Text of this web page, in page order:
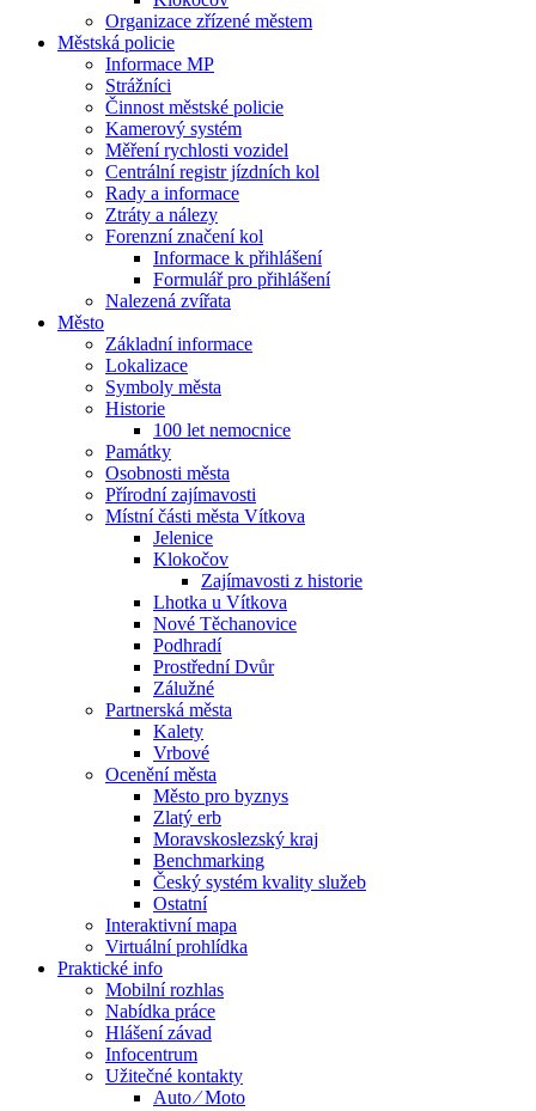
Organizace zřízené městem
Městská policie
Informace MP
Strážníci
Činnost městské policie
Kamerový systém
Měření rychlosti vozidel
Centrální registr jízdních kol
Rady a informace
Ztráty a nálezy
Forenzní značení kol
Informace k přihlášení
Formulář pro přihlášení
Nalezená zvířata
Město
Základní informace
Lokalizace
Symboly města
Historie
100 let nemocnice
Památky
Osobnosti města
Přírodní zajímavosti
Místní části města Vítkova
Jelenice
Klokočov
Zajímavosti z historie
Lhotka u Vítkova
Nové Těchanovice
Podhradí
Prostřední Dvůr
Zálužné
Partnerská města
Kalety
Vrbové
Ocenění města
Město pro byznys
Zlatý erb
Moravskoslezský kraj
Benchmarking
Český systém kvality služeb
Ostatní
Interaktivní mapa
Virtuální prohlídka
Praktické info
Mobilní rozhlas
Nabídka práce
Hlášení závad
Infocentrum
Užitečné kontakty
Auto ⁄ Moto